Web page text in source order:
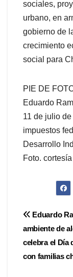
sociales,
urbano, en
gobierno de
crecimiento
social para
PIE DE
Eduardo
11 de julio
impuestos
Desarrollo
Foto. cortesía
de
Eduardo
ambiente de
celebra el Día
con familias